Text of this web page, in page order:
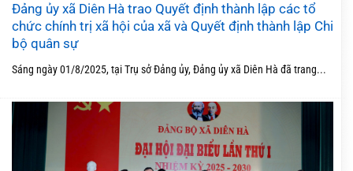
Đảng ủy xã Diên Hà trao Quyết định thành lập các tổ
chức chính trị xã hội của xã và Quyết định thành lập Chi
bộ quân sự
Sáng ngày 01/8/2025, tại Trụ sở Đảng ủy, Đảng ủy xã Diên Hà đã trang...